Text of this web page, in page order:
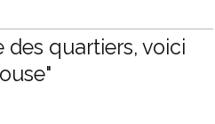
quartiers, voici